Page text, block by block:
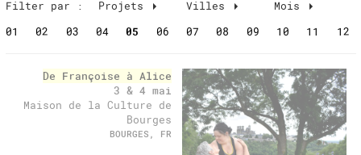
Filter par : Projets Villes Mois
01 02 03 04 05 06 07 08 09 10 11 12
pastDe Françoise à Alice
3 & 4 mai
Maison de la Culture de
Bourges
BOURGES, FR